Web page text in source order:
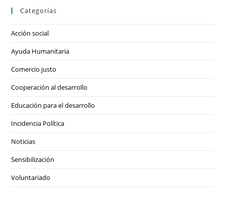
Categorías
Acción social
Ayuda Humanitaria
Comercio justo
Cooperación al desarrollo
Educación para el desarrollo
Incidencia Política
Noticias
Sensibilización
Voluntariado